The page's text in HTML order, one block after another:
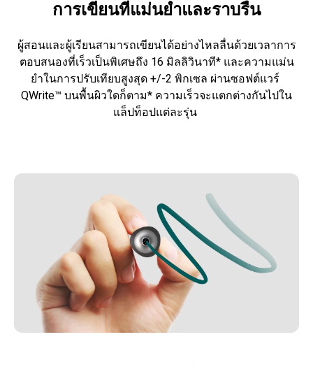
การเขียนที่แม่นยําและราบรื่น
ผู้สอนและผู้เรียนสามารถเขียนได้อย่างไหลลื่นด้วยเวลาการ
ตอบสนองที่เร็วเป็นพิเศษถึง 16 มิลลิวินาที* และความแม่น
ยําในการปรับเทียบสูงสุด +/-2 พิกเซล ผ่านซอฟต์แวร์
QWrite™ บนพื้นผิวใดก็ตาม* ความเร็วจะแตกต่างกันไปใน
แล็ปท็อปแต่ละรุ่น